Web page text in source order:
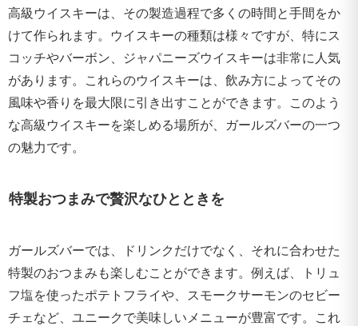
高級ウイスキーは、その製造過程で多くの時間と手間をか
けて作られます。ウイスキーの種類は様々ですが、特にス
コッチやバーボン、ジャパニーズウイスキーは非常に人気
があります。これらのウイスキーは、飲み方によってその
風味や香りを最大限に引き出すことができます。このよう
な高級ウイスキーを楽しめる場所が、ガールズバーの一つ
の魅力です。
特製おつまみで贅沢なひとときを
ガールズバーでは、ドリンクだけでなく、それに合わせた
特製のおつまみも楽しむことができます。例えば、トリュ
フ塩を使ったポテトフライや、スモークサーモンのセビー
チェなど、ユニークで美味しいメニューが豊富です。これ